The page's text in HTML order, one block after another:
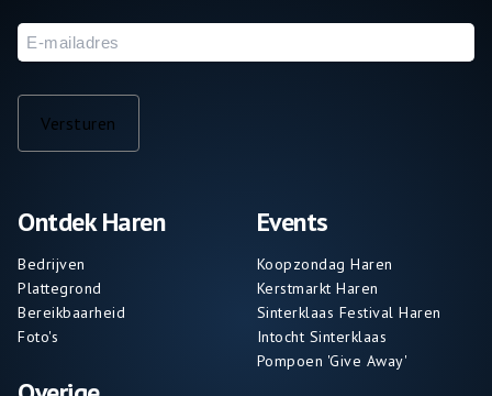
Ontdek Haren
Bedrijven
Plattegrond
Bereikbaarheid
Foto's
Events
Koopzondag Haren
Kerstmarkt Haren
Sinterklaas Festival Haren
Intocht Sinterklaas
Pompoen 'Give Away'
E-
mailadres
Versturen